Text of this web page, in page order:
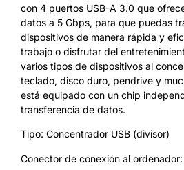
con 4 puertos USB-A 3.0 que
datos a 5 Gbps, para que puedas
dispositivos de manera rápida y
trabajo o disfrutar del
varios tipos de dispositivos al
teclado, disco duro, pendrive y
está equipado con un chip
transferencia de datos.
Tipo: Concentrador USB (divisor)
Conector de conexión al ordenador: